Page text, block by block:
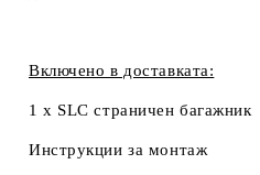
Включено в доставката:
1 x SLC страничен багажник
Инструкции за монтаж